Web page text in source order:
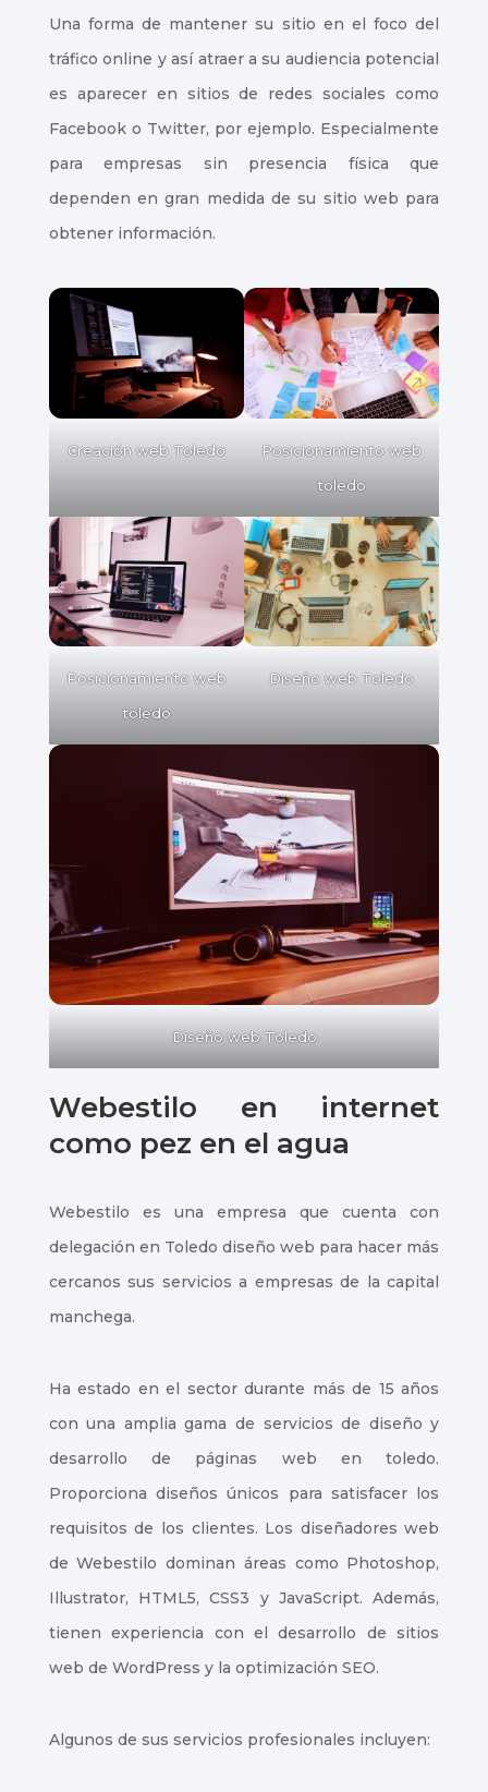
Una forma de mantener su sitio en el foco del
tráfico online y así atraer a su audiencia potencial
es aparecer en sitios de redes sociales como
Facebook o Twitter, por ejemplo. Especialmente
para empresas sin presencia física que
dependen en gran medida de su sitio web para
obtener información.
Creación web Toledo
Posicionamiento web
toledo
Posicionamiento web
toledo
Diseño web Toledo
Diseño web Toledo
Webestilo en internet
como pez en el agua
Webestilo es una empresa que cuenta con
delegación en Toledo diseño web para hacer más
cercanos sus servicios a empresas de la capital
manchega.
Ha estado en el sector durante más de 15 años
con una amplia gama de servicios de diseño y
desarrollo de páginas web en toledo.
Proporciona diseños únicos para satisfacer los
requisitos de los clientes. Los diseñadores web
de Webestilo dominan áreas como Photoshop,
Illustrator, HTML5, CSS3 y JavaScript. Además,
tienen experiencia con el desarrollo de sitios
web de WordPress y la optimización SEO.
Algunos de sus servicios profesionales incluyen:
contenidos